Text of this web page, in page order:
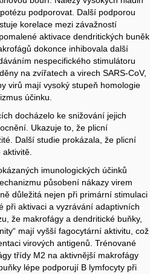
podporovat. Další podporou
korelace mezi závažností
aktivace dendritických buněk
dokonce inhibovala další
nespecifického stimulátoru
na zvířatech a virech SARS-CoV,
virů mají vysoký stupeň homologie
účinku.
docházelo ke snižování jejich
Ukazuje to, že plicní
Další studie prokázala, že plicní
imunologických účinků
působení nákazy virem
důležitá nejen při primární stimulaci
při aktivaci a vyzrávání adaptivních
že makrofágy a dendritické buňky,
mají vyšší fagocytární aktivitu, což
virových antigenů. Trénované
třídy M2 na aktivnější makrofágy
lépe podporují B lymfocyty při